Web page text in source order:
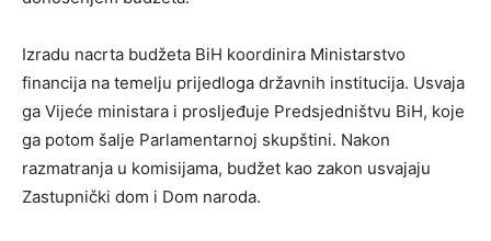
Izradu nacrta budžeta BiH koordinira Ministarstvo
financija na temelju prijedloga državnih institucija. Usvaja
ga Vijeće ministara i prosljeđuje Predsjedništvu BiH, koje
ga potom šalje Parlamentarnoj skupštini. Nakon
razmatranja u komisijama, budžet kao zakon usvajaju
Zastupnički dom i Dom naroda.